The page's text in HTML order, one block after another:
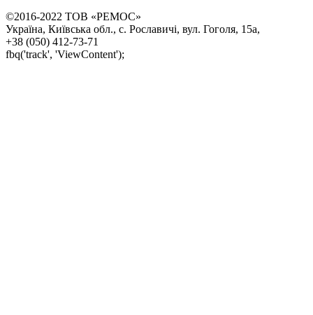
©2016-2022 ТОВ «РЕМОС»
Україна, Київська обл., с. Рославичі, вул. Гоголя, 15а,
+38 (050) 412-73-71
fbq('track', 'ViewContent');